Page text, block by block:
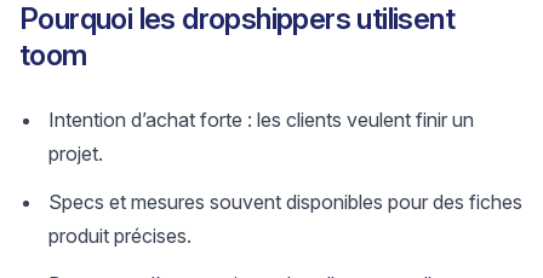
Pourquoi les dropshippers utilisent
toom
Intention d’achat forte : les clients veulent finir un
projet.
Specs et mesures souvent disponibles pour des fiches
produit précises.